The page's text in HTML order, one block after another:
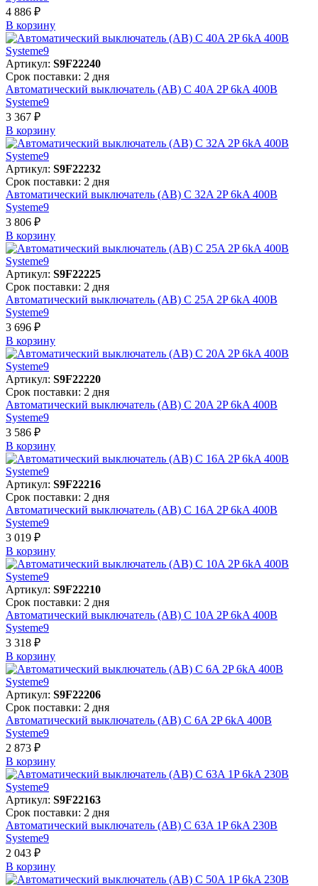
4 886 ₽
В корзинy
Артикул: S9F22240
Срок поставки: 2 дня
Автоматический выключатель (АВ) C 40A 2P 6kA 400В
Systeme9
3 367 ₽
В корзинy
Артикул: S9F22232
Срок поставки: 2 дня
Автоматический выключатель (АВ) C 32A 2P 6kA 400В
Systeme9
3 806 ₽
В корзинy
Артикул: S9F22225
Срок поставки: 2 дня
Автоматический выключатель (АВ) C 25A 2P 6kA 400В
Systeme9
3 696 ₽
В корзинy
Артикул: S9F22220
Срок поставки: 2 дня
Автоматический выключатель (АВ) C 20A 2P 6kA 400В
Systeme9
3 586 ₽
В корзинy
Артикул: S9F22216
Срок поставки: 2 дня
Автоматический выключатель (АВ) C 16A 2P 6kA 400В
Systeme9
3 019 ₽
В корзинy
Артикул: S9F22210
Срок поставки: 2 дня
Автоматический выключатель (АВ) C 10A 2P 6kA 400В
Systeme9
3 318 ₽
В корзинy
Артикул: S9F22206
Срок поставки: 2 дня
Автоматический выключатель (АВ) C 6A 2P 6kA 400В
Systeme9
2 873 ₽
В корзинy
Артикул: S9F22163
Срок поставки: 2 дня
Автоматический выключатель (АВ) C 63A 1P 6kA 230В
Systeme9
2 043 ₽
В корзинy